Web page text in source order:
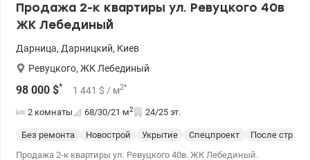
Продажа 2-к квартиры ул. Ревуцкого 40в
ЖК Лебединый
Дарница, Дарницкий, Киев
Ревуцкого, ЖК Лебединый
98 000 $* 1 441 $ / м2*
2 комнаты 68/30/21 м2 24/25 эт.
Без ремонта Новострой Укрытие Спецпроект
После
Продажа 2-к квартиры ул. Ревуцкого 40в. ЖК Лебединый.